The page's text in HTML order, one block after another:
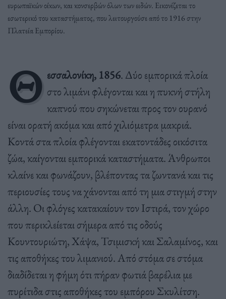
ευρωπαϊκών οίκων, και κονσερβών όλων των ειδών. Εικονίζεται το
εσωτερικό του καταστήματος, που λειτουργούσε από το 1916 στην
Πλατεία Εμπορίου.
Θ εσσαλονίκη, 1856. Δύο εμπορικά πλοία
στο λιμάνι φλέγονται και η πυκνή στήλη
καπνού που σηκώνεται προς τον ουρανό
είναι ορατή ακόμα και από χιλιόμετρα μακριά.
Κοντά στα πλοία φλέγονται εκατοντάδες οικόσιτα
ζώα, καίγονται εμπορικά καταστήματα. Άνθρωποι
κλαίνε και φωνάζουν, βλέποντας τα ζωντανά και τις
περιουσίες τους να χάνονται από τη μια στιγμή στην
άλλη. Οι φλόγες κατακαίουν τον Ιστιρά, τον χώρο
που περικλείεται σήμερα από τις οδούς
Κουντουριώτη, Χάψα, Τσιμισκή και Σαλαμίνος, και
τις αποθήκες του λιμανιού. Από στόμα σε στόμα
διαδίδεται η φήμη ότι πήραν φωτιά βαρέλια με
πυρίτιδα στις αποθήκες του εμπόρου Σκυλίτση.